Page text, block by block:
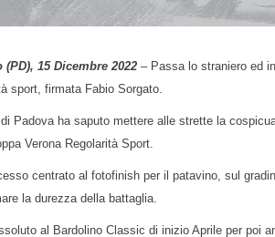
(PD), 15 Dicembre 2022 – Passa lo straniero ed
sport, firmata Fabio Sorgato.
Padova ha saputo mettere alle strette la
Verona Regolarità Sport.
centrato al fotofinish per il patavino, sul
la durezza della battaglia.
al Bardolino Classic di inizio Aprile per poi